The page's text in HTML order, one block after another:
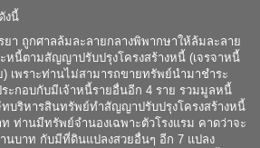
งนี้
ลล้มละลายกลางพิพากษาให้ล้มละลาย
หนี้ตามสัญญาปรับปรุงโครงสร้างหนี้ (เจรจาหนี้
เพราะท่านไม่สามารถขายทรัพย์นำมาชำระ
ะกอบกับมีเจ้าหนี้รายอื่นอีก 4 ราย รวมมูลหนี้
บริหารสินทรัพย์ทำสัญญาปรับปรุงโครงสร้างหนี้
ท่านมีทรัพย์จำนองเฉพาะตัวโรงแรม คาดว่าจะ
นบาท กับมีที่ดินแปลงสวยอื่นๆ อีก 7 แปลง